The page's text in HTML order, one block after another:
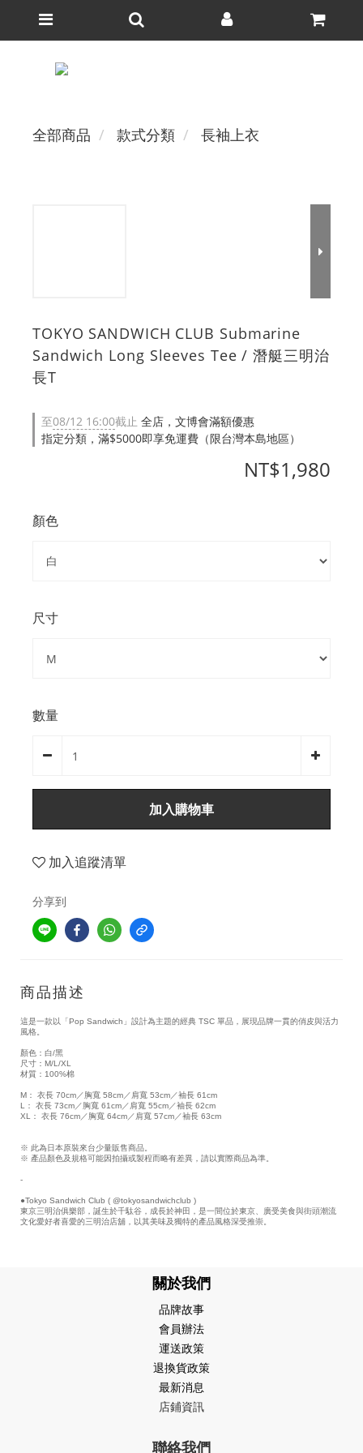
全部商品 款式分類 長袖上衣
TOKYO SANDWICH CLUB Submarine
Sandwich Long Sleeves Tee / 潛艇三明治
⻑T
至08/12 16:00截止 全店，文博會滿額優惠
指定分類，滿$5000即享免運費（限台灣本島地區）
NT$1,980
顏色
尺寸
數量
加入購物車
加入追蹤清單
分享到
商品描述
這是一款以「Pop Sandwich」設計為主題的經典 TSC 單品，展現品牌一貫的俏皮與活力
風格。
顏色：白/黑
尺寸：M/L/XL
材質：100%棉
M： 衣長 70cm／胸寬 58cm／肩寬 53cm／袖長 61cm
L： 衣長 73cm／胸寬 61cm／肩寬 55cm／袖長 62cm
XL： 衣長 76cm／胸寬 64cm／肩寬 57cm／袖長 63cm
※ 此為日本原裝來台少量販售商品。
※ 產品顏色及規格可能因拍攝或製程而略有差異，請以實際商品為準。
-
●Tokyo Sandwich Club ( @tokyosandwichclub )
東京三明治俱樂部，誕生於千駄谷，成長於神田，是一間位於東京、廣受美食與街頭潮流
文化愛好者喜愛的三明治店舖，以其美味及獨特的產品風格深受推崇。
關於我們
品牌故事
會員辦法
運送政策
退換貨政策
最新消息
店鋪資訊
聯絡我們